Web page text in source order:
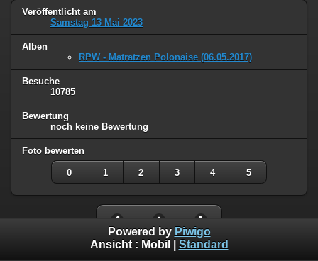
Veröffentlicht am
Samstag 13 Mai 2023
Alben
RPW - Matratzen Polonaise (06.05.2017)
Besuche
10785
Bewertung
noch keine Bewertung
Foto bewerten
0 1 2 3 4 5
Powered by Piwigo
Ansicht : Mobil Standard